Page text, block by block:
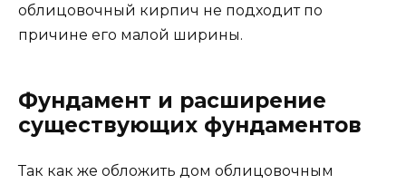
облицовочный кирпич не подходит по
причине его малой ширины.
Фундамент и расширение
существующих фундаментов
Так как же обложить дом облицовочным